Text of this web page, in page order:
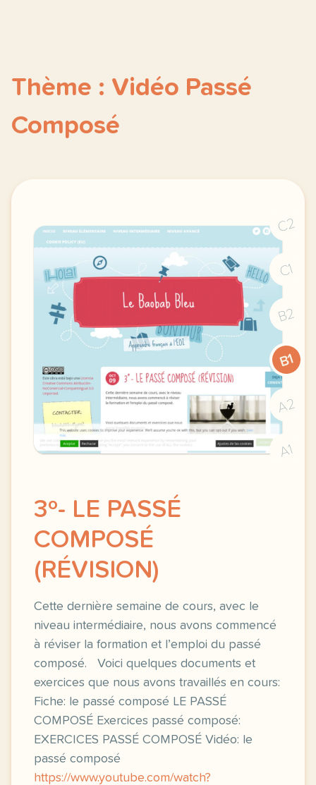
Thème : Vidéo Passé
Composé
C2
C1
B2
B1
A2
A1
3º- LE PASSÉ
COMPOSÉ
(RÉVISION)
Cette dernière semaine de cours, avec le
niveau intermédiaire, nous avons commencé
à réviser la formation et l’emploi du passé
composé. Voici quelques documents et
exercices que nous avons travaillés en cours:
Fiche: le passé composé LE PASSÉ
COMPOSÉ Exercices passé composé:
EXERCICES PASSÉ COMPOSÉ Vidéo: le
passé composé
https://www.youtube.com/watch?